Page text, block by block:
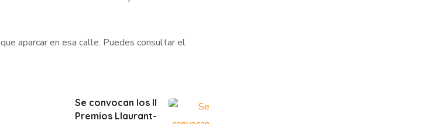
aparcar en esa calle. Puedes consultar el
Se convocan los II
Premios Llaurant-